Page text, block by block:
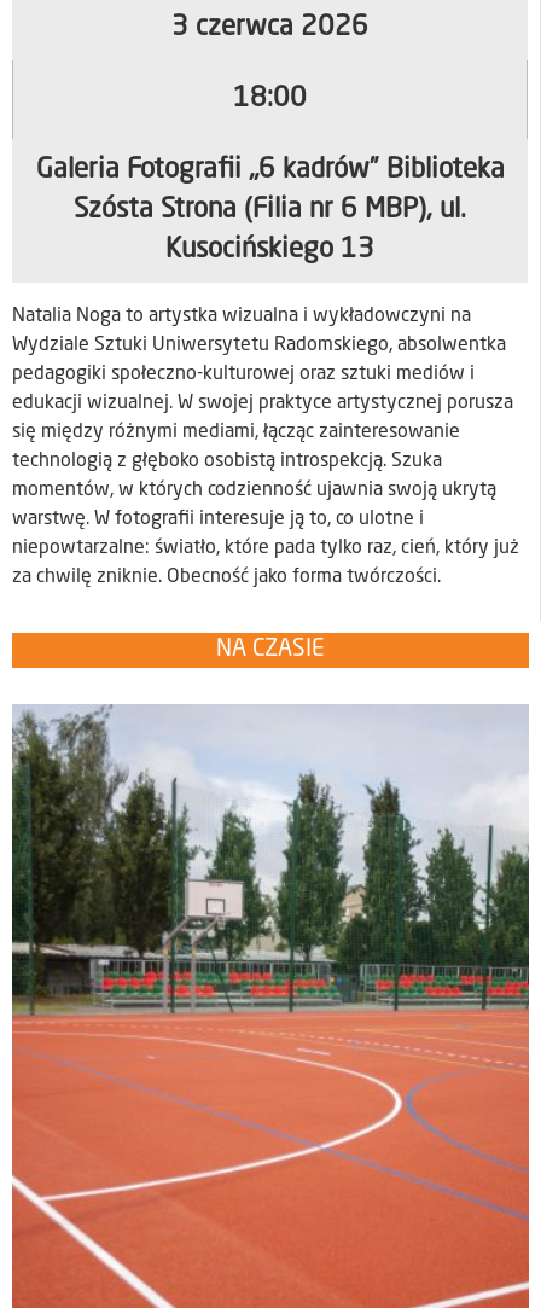
3 czerwca 2026
18:00
Galeria Fotografii „6 kadrów” Biblioteka
Szósta Strona (Filia nr 6 MBP), ul.
Kusocińskiego 13
Natalia Noga to artystka wizualna i wykładowczyni na
Wydziale Sztuki Uniwersytetu Radomskiego, absolwentka
pedagogiki społeczno-kulturowej oraz sztuki mediów i
edukacji wizualnej. W swojej praktyce artystycznej porusza
się między różnymi mediami, łącząc zainteresowanie
technologią z głęboko osobistą introspekcją. Szuka
momentów, w których codzienność ujawnia swoją ukrytą
warstwę. W fotografii interesuje ją to, co ulotne i
niepowtarzalne: światło, które pada tylko raz, cień, który już
za chwilę zniknie. Obecność jako forma twórczości.
NA CZASIE